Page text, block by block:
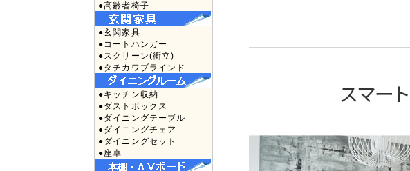
●高齢者椅子
●玄関家具
●コートハンガー
●スクリーン(衝立)
●タチカワブラインド
●キッチン収納
●ダストボックス
●ダイニングテーブル
●ダイニングチェア
●ダイニングセット
●座卓